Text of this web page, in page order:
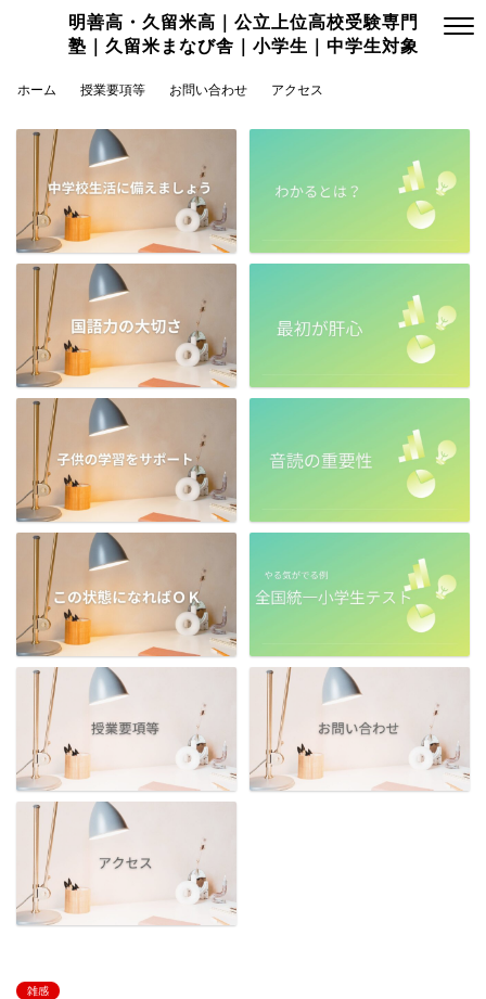
明善高・久留米高｜公立上位高校受験専門
塾｜久留米まなび舎｜小学生｜中学生対象
ホーム 授業要項等 お問い合わせ アクセス
雑感